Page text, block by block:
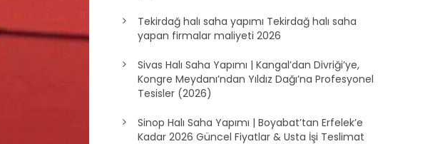
Tekirdağ halı saha yapımı Tekirdağ halı saha
yapan firmalar maliyeti 2026
Sivas Halı Saha Yapımı | Kangal’dan Divriği’ye,
Kongre Meydanı’ndan Yıldız Dağı’na Profesyonel
Tesisler (2026)
Sinop Halı Saha Yapımı | Boyabat’tan Erfelek’e
Kadar 2026 Güncel Fiyatlar & Usta İşi Teslimat